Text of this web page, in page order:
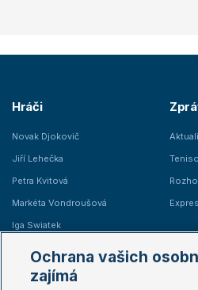
Hráči
Novak Djokovič
Jiří Lehečka
Petra Kvitová
Markéta Vondroušová
Iga Swiatek
Žebříčky
Ochrana vašich
zajímá